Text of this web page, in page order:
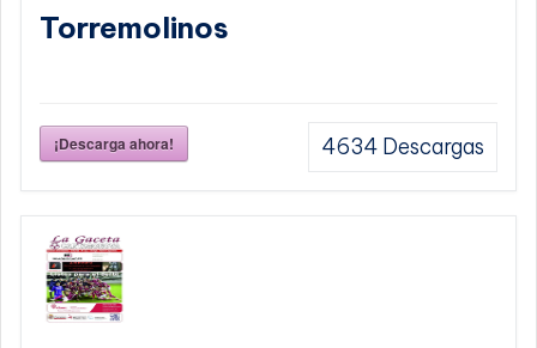
Torremolinos
¡Descarga ahora! 4634 Descargas